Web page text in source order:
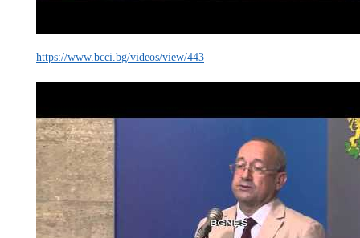
https://www.bcci.bg/videos/view/443